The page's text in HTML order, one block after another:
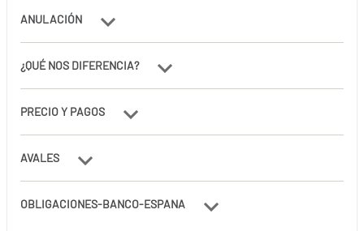
ANULACIÓN
¿QUÉ NOS DIFERENCIA?
PRECIO Y PAGOS
AVALES
OBLIGACIONES-BANCO-ESPANA